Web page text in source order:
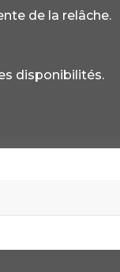
de la relâche.
disponibilités.